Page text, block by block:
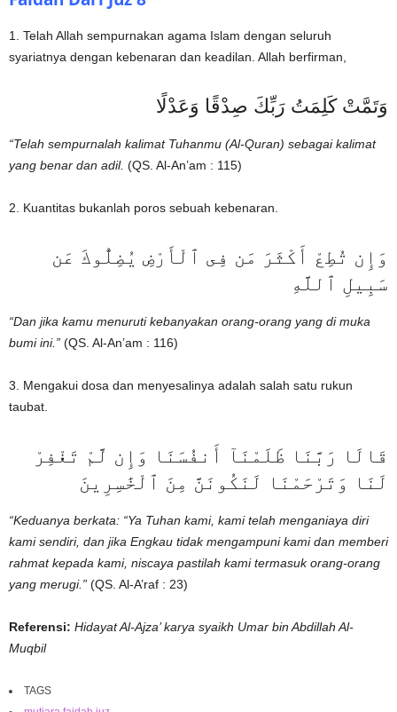
1. Telah Allah sempurnakan agama Islam dengan seluruh
syariatnya dengan kebenaran dan keadilan. Allah berfirman,
وَتَمَّتْ كَلِمَتُ رَبِّكَ صِدْقًا وَعَدْلًا
“Telah sempurnalah kalimat Tuhanmu (Al-Quran) sebagai kalimat
yang benar dan adil. (QS. Al-An’am : 115)
2. Kuantitas bukanlah poros sebuah kebenaran.
وَإِن تُطِعْ أَكْثَرَ مَن فِى ٱلْأَرْضِ يُضِلُّوكَ عَن
سَبِيلِ ٱللَّهِ
“Dan jika kamu menuruti kebanyakan orang-orang yang di muka
bumi ini.” (QS. Al-An’am : 116)
3. Mengakui dosa dan menyesalinya adalah salah satu rukun
taubat.
قَالَا رَبَّنَا ظَلَمْنَآ أَنفُسَنَا وَإِن لَّمْ تَغْفِرْ
لَنَا وَتَرْحَمْنَا لَنَكُونَنَّ مِنَ ٱلْخَٰسِرِينَ
“Keduanya berkata: “Ya Tuhan kami, kami telah menganiaya diri
kami sendiri, dan jika Engkau tidak mengampuni kami dan memberi
rahmat kepada kami, niscaya pastilah kami termasuk orang-orang
yang merugi.” (QS. Al-A’raf : 23)
Referensi: Hidayat Al-Ajza’ karya syaikh Umar bin Abdillah Al-
Muqbil
TAGS